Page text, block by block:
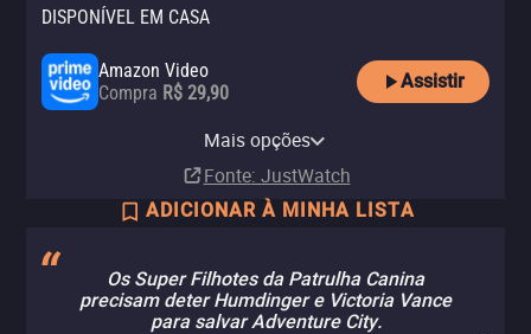
DISPONÍVEL EM CASA
Amazon Video
Compra R$ 29,90
Assistir
R$ 29,90
Mais opções
Fonte: JustWatch
ADICIONAR À MINHA LISTA
Os Super Filhotes da Patrulha Canina
precisam deter Humdinger e Victoria Vance
para salvar Adventure City.